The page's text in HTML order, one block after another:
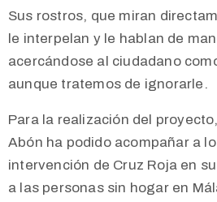
Sus rostros, que miran
le interpelan y le hablan de
acercándose al ciudadano
aunque tratemos de ignorarle.
Para la realización del
Abón ha podido acompañar a
intervención de Cruz Roja en
a las personas sin hogar en